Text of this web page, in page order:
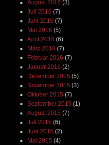
August 2016 (3)
Juli 2016 (7)
Juni 2016 (7)
Mai 2016 (5)
April 2016 (6)
März 2016 (7)
Februar 2016 (7)
Januar 2016 (2)
Dezember 2015 (5)
November 2015 (3)
Oktober 2015 (7)
September 2015 (1)
August 2015 (7)
Juli 2015 (6)
Juni 2015 (2)
Mai 2015 (4)